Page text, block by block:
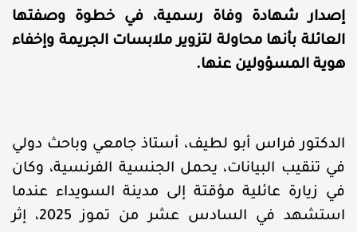
إصدار شهادة وفاة رسمية، في خطوة وصفتها
العائلة بأنها محاولة لتزوير ملابسات الجريمة وإخفاء
هوية المسؤولين عنها.
الدكتور فراس أبو لطيف، أستاذ جامعي وباحث دولي
في تنقيب البيانات، يحمل الجنسية الفرنسية، وكان
في زيارة عائلية مؤقتة إلى مدينة السويداء عندما
استشهد في السادس عشر من تموز 2025، إثر